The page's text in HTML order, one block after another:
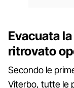
Evacuata
ritrovato
Secondo le
Viterbo, tutte le